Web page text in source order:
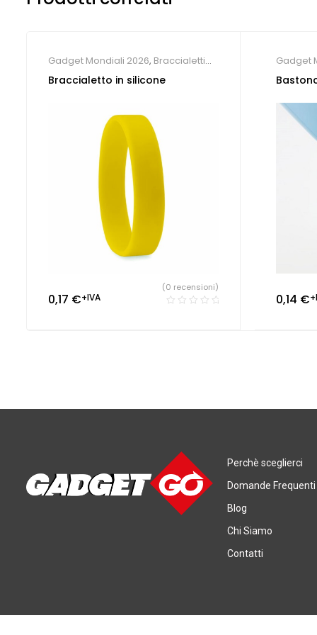
Gadget Mondiali 2026, Braccialetti
personalizzati
Braccialetto in silicone
0,17 €+IVA
(0 recensioni)
Gadget
0,14 €
Perchè sceglierci
Domande Frequenti
Blog
Chi Siamo
Contatti